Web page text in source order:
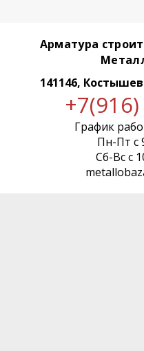
Арматура
141146,
График
Пн-Пт с
Сб-Вс с